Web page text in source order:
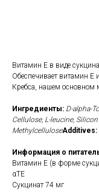
Витамин Е в виде
Обеспечивает витамин Е
Кребса, нашем основном
Ингредиенты: D-alpha-
Cellulose, L-leucine,
MethylcelluloseAdditives:
Информация о
Витамин Е (в форме
αTE
Сукцинат 74 мг